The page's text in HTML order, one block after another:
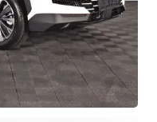
на обработкусвоих